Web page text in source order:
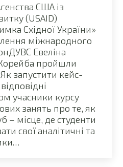
США із
(USAID)
Східної України»
міжнародного
Евеліна
пройшли
запустити кейс-
учасники курсу
занять про те, як
– місце, де студенти
свої аналітичні та